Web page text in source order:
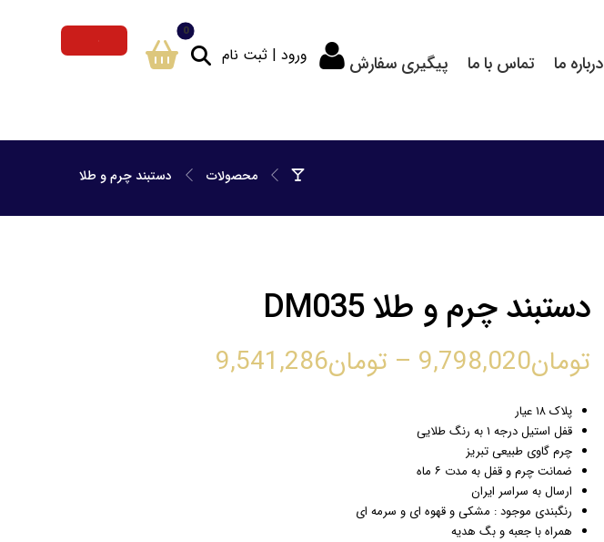
درباره ما تماس با ما پیگیری سفارش ورود | ثبت نام
محصولات دستبند چرم و طلا
دستبند چرم و طلا DM035
تومان9,798,020
– تومان9,541,286
پلاک ۱۸ عیار
قفل استیل درجه ۱ به رنگ طلایی
چرم گاوی طبیعی تبریز
ضمانت چرم و قفل به مدت ۶ ماه
ارسال به سراسر ایران
رنگبندی موجود : مشکی و قهوه ای و سرمه ای
همراه با جعبه و بگ هدیه